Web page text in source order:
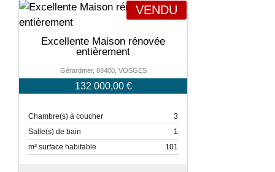
VENDU
Excellente Maison rénovée
entièrement
Gérardmer, 88400, VOSGES
132 000,00 €
Chambre(s) à coucher
3
Salle(s) de bain
1
m² surface habitable
101